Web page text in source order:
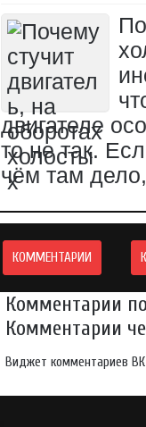
двигателе
то не так.
чём там
КОММЕНТАРИИ
Комментарии
Комментарии
Виджет комментариев ВК